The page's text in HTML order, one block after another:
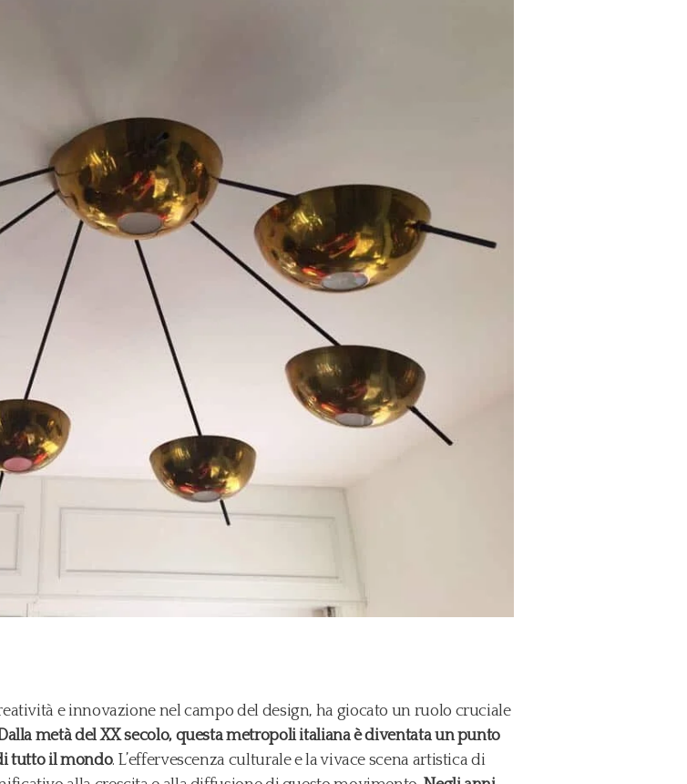
e innovazione nel campo del design, ha giocato un ruolo cruciale
metà del XX secolo, questa metropoli italiana è diventata un punto
tutto il mondo. L’effervescenza culturale e la vivace scena artistica di